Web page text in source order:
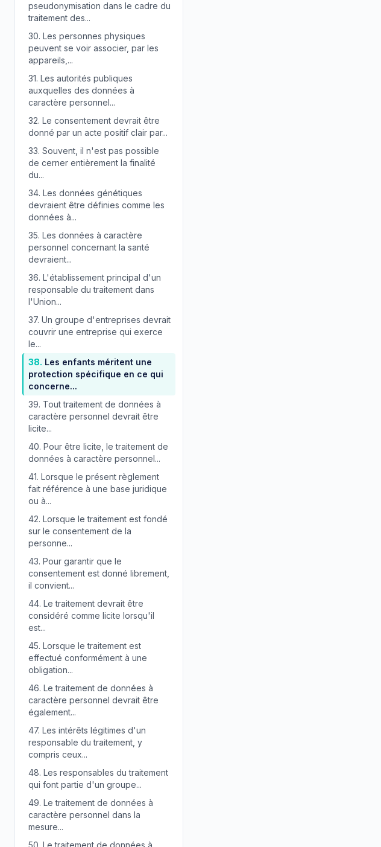
pseudonymisation dans le cadre du
traitement des...
30. Les personnes physiques
peuvent se voir associer, par les
appareils,...
31. Les autorités publiques
auxquelles des données à
caractère personnel...
32. Le consentement devrait être
donné par un acte positif clair par...
33. Souvent, il n'est pas possible
de cerner entièrement la finalité
du...
34. Les données génétiques
devraient être définies comme les
données à...
35. Les données à caractère
personnel concernant la santé
devraient...
36. L'établissement principal d'un
responsable du traitement dans
l'Union...
37. Un groupe d'entreprises devrait
couvrir une entreprise qui exerce
le...
38. Les enfants méritent une
protection spécifique en ce qui
concerne...
39. Tout traitement de données à
caractère personnel devrait être
licite...
40. Pour être licite, le traitement de
données à caractère personnel...
41. Lorsque le présent règlement
fait référence à une base juridique
ou à...
42. Lorsque le traitement est fondé
sur le consentement de la
personne...
43. Pour garantir que le
consentement est donné librement,
il convient...
44. Le traitement devrait être
considéré comme licite lorsqu'il
est...
45. Lorsque le traitement est
effectué conformément à une
obligation...
46. Le traitement de données à
caractère personnel devrait être
également...
47. Les intérêts légitimes d'un
responsable du traitement, y
compris ceux...
48. Les responsables du traitement
qui font partie d'un groupe...
49. Le traitement de données à
caractère personnel dans la
mesure...
50. Le traitement de données à